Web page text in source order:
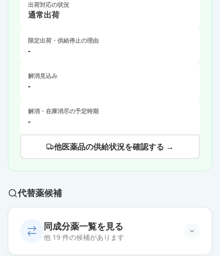
出荷対応の状況
通常出荷
限定出荷・供給停止の理由
-
解消見込み
-
解消・在庫消尽の予定時期
-
他医薬品の供給状況を確認する →
代替薬候補
同成分薬一覧を見る
他 19 件の候補があります